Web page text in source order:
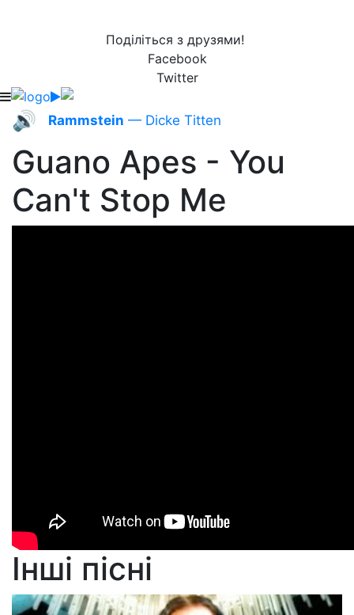
Поділіться з друзями!
Facebook
Twitter
🔊 Rammstein — Dicke Titten
Guano Apes - You
Can't Stop Me
Інші пісні